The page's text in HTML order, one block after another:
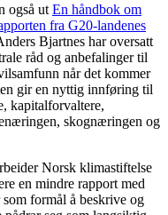
også ut En håndbok om
fra G20-landenes
Bjartnes har oversatt
råd og anbefalinger til
når det kommer
gir en nyttig innføring til
kapitalforvaltere,
skognæringen og
Norsk klimastiftelse
en mindre rapport med
som formål å beskrive og